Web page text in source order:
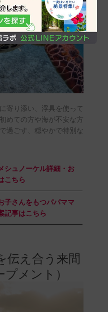
寄り添い、浮具を使って
めての方や海が不安な方
過ごす、穏やかで特別な
シュノーケル詳細・お
こちら
子さんをもつパパママ
記事はこちら
伝え合う来間
メント）